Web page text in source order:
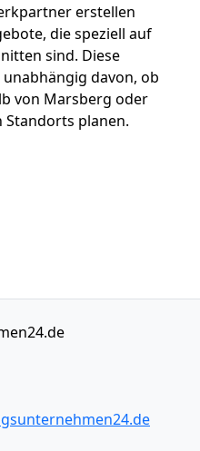
erstellen
die speziell auf
sind. Diese
davon, ob
von Marsberg oder
planen.